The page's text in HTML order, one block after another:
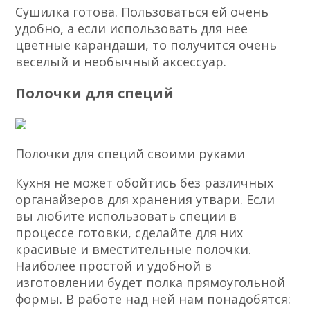
Сушилка готова. Пользоваться ей очень
удобно, а если использовать для нее
цветные карандаши, то получится очень
веселый и необычный аксессуар.
Полочки для специй
Полочки для специй своими руками
Кухня не может обойтись без различных
органайзеров для хранения утвари. Если
вы любите использовать специи в
процессе готовки, сделайте для них
красивые и вместительные полочки.
Наиболее простой и удобной в
изготовлении будет полка прямоугольной
формы. В работе над ней нам понадобятся: